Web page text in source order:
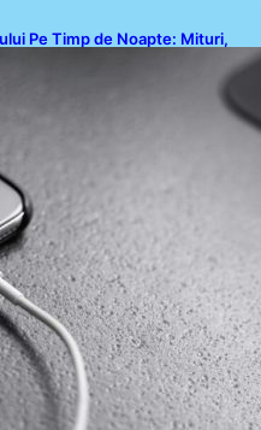
Pe Timp de Noapte: Mituri,